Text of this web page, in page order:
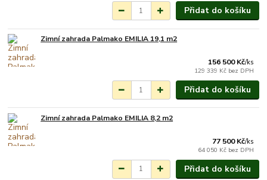
Přidat do košíku
Zimní zahrada Palmako EMILIA 19,1 m2
156 500 Kč/ks
129 339 Kč bez DPH
Přidat do košíku
Zimní zahrada Palmako EMILIA 8,2 m2
77 500 Kč/ks
64 050 Kč bez DPH
Přidat do košíku